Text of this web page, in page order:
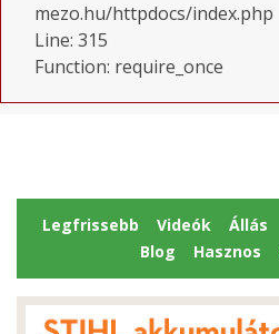
mezo.hu/httpdocs/index.php
Line: 315
Function: require_once
Legfrissebb Videók Állás
Blog
Hasznos